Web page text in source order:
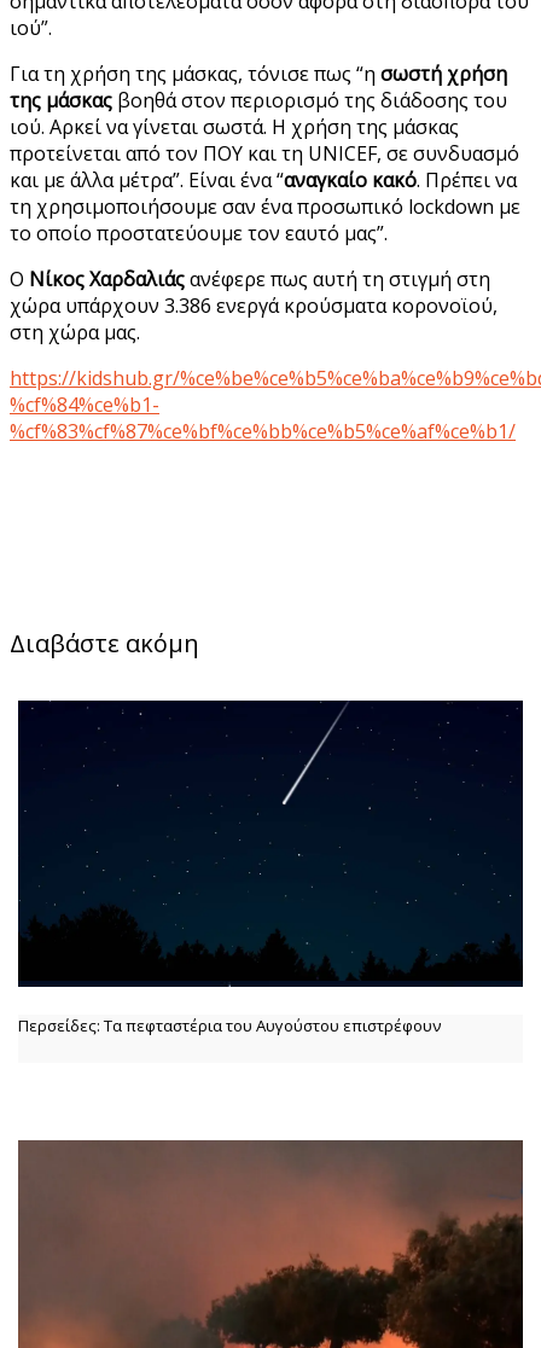
ιού”.
Για τη χρήση της μάσκας, τόνισε πως “η σωστή χρήση
της μάσκας βοηθά στον περιορισμό της διάδοσης του
ιού. Αρκεί να γίνεται σωστά. Η χρήση της μάσκας
προτείνεται από τον ΠΟΥ και τη UNICEF, σε συνδυασμό
και με άλλα μέτρα”. Είναι ένα “αναγκαίο κακό. Πρέπει να
τη χρησιμοποιήσουμε σαν ένα προσωπικό lockdown με
το οποίο προστατεύουμε τον εαυτό μας”.
Ο Νίκος Χαρδαλιάςανέφερε πως αυτή τη στιγμή στη
χώρα υπάρχουν 3.386 ενεργά κρούσματα κορονοϊού,
στη χώρα μας.
https://kidshub.gr/
%cf%84%ce%b1-
%cf%83%cf%87%ce%bf%ce%bb%ce%b5%ce%af%ce%b1/
Διαβάστε ακόμη
Περσείδες: Τα πεφταστέρια του Αυγούστου επιστρέφουν